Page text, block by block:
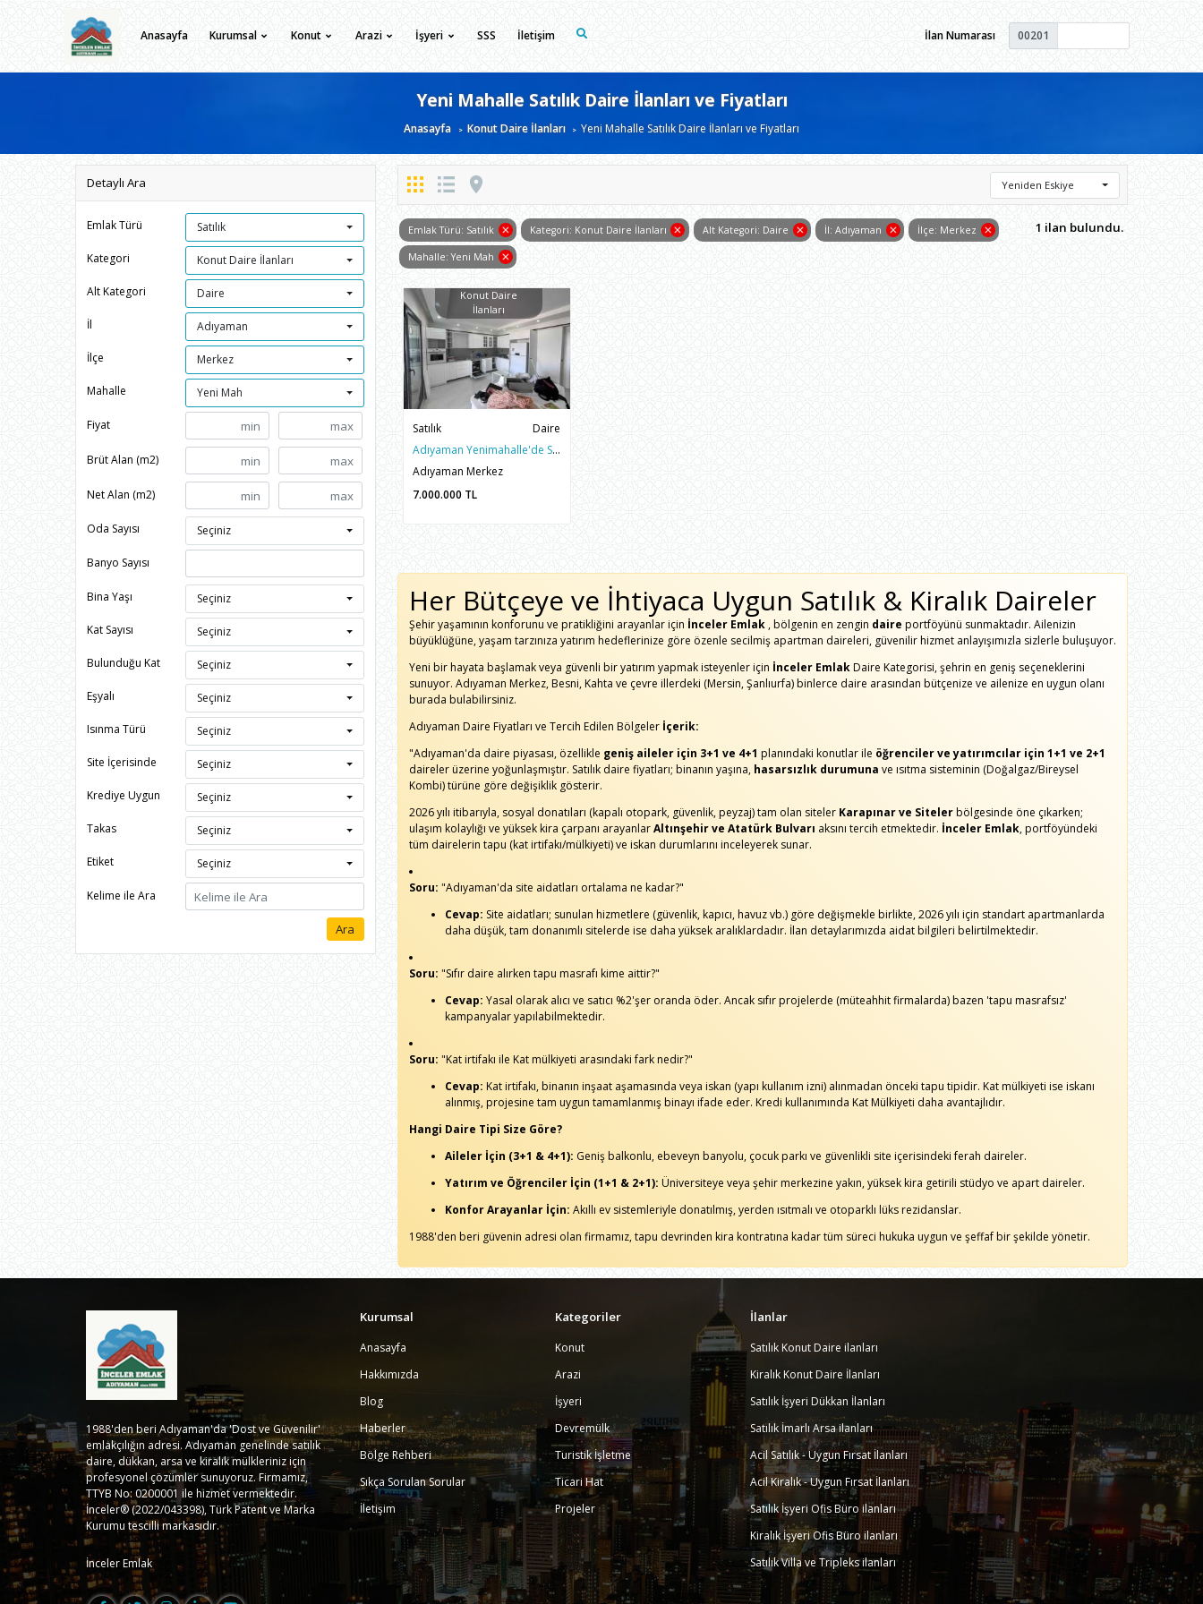
Anasayfa Kurumsal Konut Arazi İşyeri SSS İletişim İlan Numarası 00201
Yeni Mahalle Satılık Daire İlanları ve Fiyatları
Anasayfa Konut Daire İlanları Yeni Mahalle Satılık Daire İlanları ve Fiyatları
Detaylı Ara
Emlak Türü Satılık
Kategori Konut Daire İlanları
Alt Kategori Daire
İl Adıyaman
İlçe Merkez
Mahalle Yeni Mah
Fiyat
Brüt Alan (m2)
Net Alan (m2)
Oda Sayısı Seçiniz
Banyo Sayısı
Bina Yaşı Seçiniz
Kat Sayısı Seçiniz
Bulunduğu Kat Seçiniz
Eşyalı Seçiniz
Isınma Türü Seçiniz
Site İçerisinde Seçiniz
Krediye Uygun Seçiniz
Takas Seçiniz
Etiket Seçiniz
Kelime ile Ara
Yeniden Eskiye
1 ilan bulundu.
Emlak Türü: Satılık Kategori: Konut Daire İlanları Alt Kategori: Daire İl: Adıyaman İlçe: Merkez
Mahalle: Yeni Mah
Konut Daire
İlanları
Satılık
Daire
Adıyaman Yenimahalle'de Satılık 191m2 3+1 Sıfır Site İçi Daire
Adıyaman Merkez
7.000.000 TL
Her Bütçeye ve İhtiyaca Uygun Satılık & Kiralık Daireler
Şehir yaşamının konforunu ve pratikliğini arayanlar için İnceler Emlak , bölgenin en zengin daire portföyünü sunmaktadır. Ailenizin
büyüklüğüne, yaşam tarzınıza yatırım hedeflerinize göre özenle secilmiş apartman daireleri, güvenilir hizmet anlayışımızla sizlerle buluşuyor.
Yeni bir hayata başlamak veya güvenli bir yatırım yapmak isteyenler için İnceler EmlakDaire Kategorisi, şehrin en geniş seçeneklerini
sunuyor. Adıyaman Merkez, Besni, Kahta ve çevre illerdeki (Mersin, Şanlıurfa) binlerce daire arasından bütçenize ve ailenize en uygun olanı
burada bulabilirsiniz.
Adıyaman Daire Fiyatları ve Tercih Edilen Bölgeler İçerik:
"Adıyaman'da daire piyasası, özellikle geniş aileler için 3+1 ve 4+1 planındaki konutlar ile öğrenciler ve yatırımcılar için 1+1 ve 2+1
daireler üzerine yoğunlaşmıştır. Satılık daire fiyatları; binanın yaşına, hasarsızlık durumuna ve ısıtma sisteminin (Doğalgaz/Bireysel
Kombi) türüne göre değişiklik gösterir.
2026 yılı itibarıyla, sosyal donatıları (kapalı otopark, güvenlik, peyzaj) tam olan siteler Karapınar ve Sitelerbölgesinde öne çıkarken;
ulaşım kolaylığı ve yüksek kira çarpanı arayanlarAltınşehir ve Atatürk Bulvarı aksını tercih etmektedir. İnceler Emlak, portföyündeki
tüm dairelerin tapu (kat irtifakı/mülkiyeti) ve iskan durumlarını inceleyerek sunar.
Soru: "Adıyaman'da site aidatları ortalama ne kadar?"
Cevap: Site aidatları; sunulan hizmetlere (güvenlik, kapıcı, havuz vb.) göre değişmekle birlikte, 2026 yılı için standart apartmanlarda
daha düşük, tam donanımlı sitelerde ise daha yüksek aralıklardadır. İlan detaylarımızda aidat bilgileri belirtilmektedir.
Soru: "Sıfır daire alırken tapu masrafı kime aittir?"
Cevap: Yasal olarak alıcı ve satıcı %2'şer oranda öder. Ancak sıfır projelerde (müteahhit firmalarda) bazen 'tapu masrafsız'
kampanyalar yapılabilmektedir.
Soru: "Kat irtifakı ile Kat mülkiyeti arasındaki fark nedir?"
Cevap: Kat irtifakı, binanın inşaat aşamasında veya iskan (yapı kullanım izni) alınmadan önceki tapu tipidir. Kat mülkiyeti ise iskanı
alınmış, projesine tam uygun tamamlanmış binayı ifade eder. Kredi kullanımında Kat Mülkiyeti daha avantajlıdır.
Hangi Daire Tipi Size Göre?
Aileler İçin (3+1 & 4+1): Geniş balkonlu, ebeveyn banyolu, çocuk parkı ve güvenlikli site içerisindeki ferah daireler.
Yatırım ve Öğrenciler İçin (1+1 & 2+1): Üniversiteye veya şehir merkezine yakın, yüksek kira getirili stüdyo ve apart daireler.
Konfor Arayanlar İçin: Akıllı ev sistemleriyle donatılmış, yerden ısıtmalı ve otoparklı lüks rezidanslar.
1988'den beri güvenin adresi olan firmamız, tapu devrinden kira kontratına kadar tüm süreci hukuka uygun ve şeffaf bir şekilde yönetir.
1988'den beri Adıyaman'da 'Dost ve Güvenilir'
emlakçılığın adresi. Adıyaman genelinde satılık
daire, dükkan, arsa ve kiralık mülkleriniz için
profesyonel çözümler sunuyoruz. Firmamız,
TTYB No: 0200001 ile hizmet vermektedir.
İnceler® (2022/043398), Türk Patent ve Marka
Kurumu tescilli markasıdır.
İnceler Emlak
Kurumsal
Anasayfa
Hakkımızda
Blog
Haberler
Bölge Rehberi
Sıkça Sorulan Sorular
İletişim
Kategoriler
Konut
Arazi
İşyeri
Devremülk
Turistik İşletme
Ticari Hat
Projeler
İlanlar
Satılık Konut Daire ilanları
Kiralık Konut Daire İlanları
Satılık İşyeri Dükkan İlanları
Satılık İmarlı Arsa ilanları
Acil Satılık - Uygun Fırsat İlanları
Acil Kiralık - Uygun Fırsat İlanları
Satılık İşyeri Ofis Büro ilanları
Kiralık İşyeri Ofis Büro ilanları
Satılık Villa ve Tripleks ilanları